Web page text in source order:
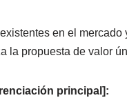
en el
la propuesta de valor
principal]: